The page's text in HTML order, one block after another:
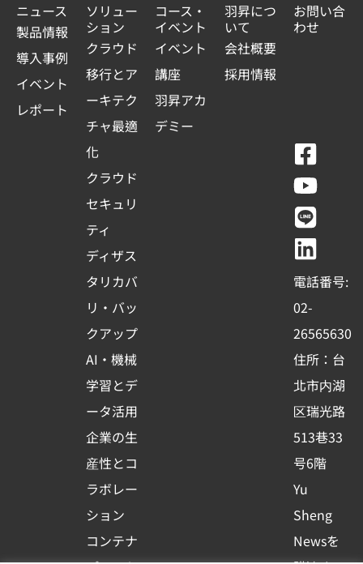
ニュース
製品情報
導入事例
イベント
レポート
ソリュー
ション
クラウド
移行とア
ーキテク
チャ最適
化
クラウド
セキュリ
ティ
ディザス
タリカバ
リ・バッ
クアップ
AI・機械
学習とデ
ータ活用
企業の生
産性とコ
ラボレー
ション
コンテナ
コース・
イベント
イベント
講座
羽昇アカ
デミー
羽昇につ
いて
会社概要
採用情報
お問い合
わせ
F
a
c
e
b
o
o
k
-
s
q
u
a
r
e
Y
o
u
t
u
b
e
L
i
n
e
L
i
n
k
e
d
i
n
電話番号:
02-
26565630
住所：台
北市内湖
区瑞光路
513巷33
号6階
Yu
Sheng
Newsを